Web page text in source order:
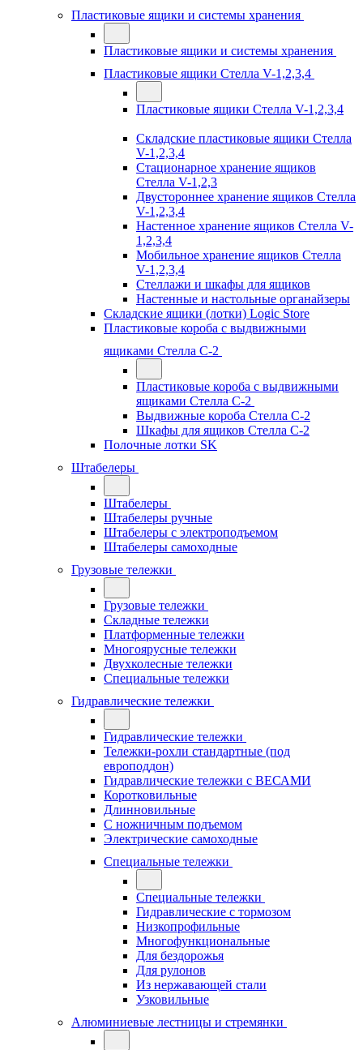
Пластиковые ящики и системы хранения
Пластиковые ящики и системы хранения
Пластиковые ящики Стелла V-1,2,3,4
Пластиковые ящики Стелла V-1,2,3,4
Складские пластиковые ящики Стелла
V-1,2,3,4
Стационарное хранение ящиков
Стелла V-1,2,3
Двустороннее хранение ящиков Стелла
V-1,2,3,4
Настенное хранение ящиков Стелла V-
1,2,3,4
Мобильное хранение ящиков Стелла
V-1,2,3,4
Стеллажи и шкафы для ящиков
Настенные и настольные органайзеры
Складские ящики (лотки) Logiс Store
Пластиковые короба с выдвижными
ящиками Стелла С-2
Пластиковые короба с выдвижными
ящиками Стелла С-2
Выдвижные короба Стелла С-2
Шкафы для ящиков Стелла С-2
Полочные лотки SK
Штабелеры
Штабелеры
Штабелеры ручные
Штабелеры с электроподъемом
Штабелеры самоходные
Грузовые тележки
Грузовые тележки
Складные тележки
Платформенные тележки
Многоярусные тележки
Двухколесные тележки
Специальные тележки
Гидравлические тележки
Гидравлические тележки
Тележки-рохли стандартные (под
европоддон)
Гидравлические тележки с ВЕСАМИ
Коротковильные
Длинновильные
С ножничным подъемом
Электрические самоходные
Специальные тележки
Специальные тележки
Гидравлические с тормозом
Низкопрофильные
Многофункциональные
Для бездорожья
Для рулонов
Из нержавающей стали
Узковильные
Алюминиевые лестницы и стремянки